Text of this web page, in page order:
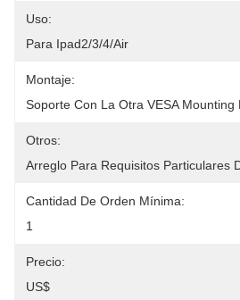
Uso:
Para Ipad2/3/4/Air
Montaje:
Soporte Con La Otra VESA Mounting
Otros:
Arreglo Para Requisitos Particulares
Cantidad De Orden Mínima:
1
Precio:
US$